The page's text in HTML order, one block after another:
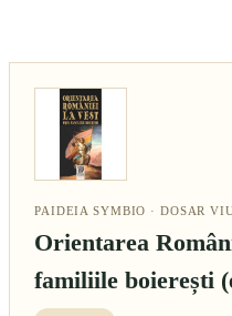
PAIDEIA SYMBIO · DOSAR
Orientarea
familiile boierești